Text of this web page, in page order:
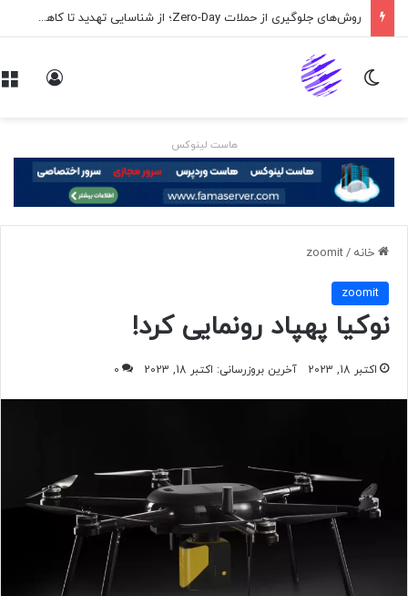
روش‌های جلوگیری از حملات Zero-Day؛ از شناسایی تهدید تا کاهش ریسک
تغییر پوسته
هاست لینوکس
خانه /
zoomit
zoomit
نوکیا پهپاد رونمایی کرد!
اکتبر 18, 2023 آخرین بروزرسانی: اکتبر 18, 2023 0